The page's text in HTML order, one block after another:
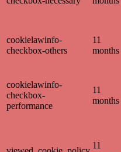
cookielawinfo-
checkbox-others
11
months
cookielawinfo-
checkbox-
performance
11
months
11